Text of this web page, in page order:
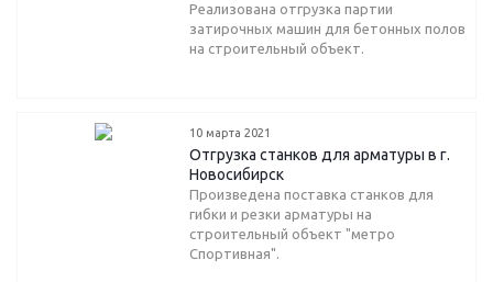
Реализована отгрузка партии
затирочных машин для бетонных полов
на строительный объект.
10 марта 2021
Отгрузка станков для арматуры в г.
Новосибирск
Произведена поставка станков для
гибки и резки арматуры на
строительный объект "метро
Спортивная".